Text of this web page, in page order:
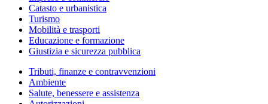
Catasto e urbanistica
Turismo
Mobilità e trasporti
Educazione e formazione
Giustizia e sicurezza pubblica
Tributi, finanze e contravvenzioni
Ambiente
Salute, benessere e assistenza